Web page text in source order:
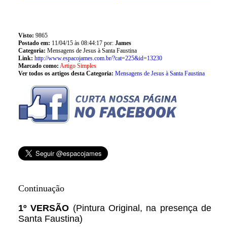
Visto: 9865
Postado em: 11/04/15 às 08:44:17 por: James
Categoria: Mensagens de Jesus à Santa Faustina
Link: http://www.espacojames.com.br/?cat=225&id=13230
Marcado como: Artigo Simples
Ver todos os artigos desta Categoria: Mensagens de Jesus à Santa Faustina
Continuação
1º VERSÃO (Pintura Original, na presença de
Santa Faustina)